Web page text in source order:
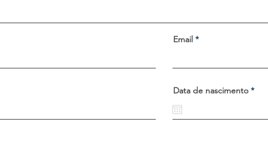
Email
Data de nascimento *r
i